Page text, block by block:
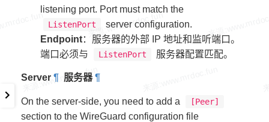
listening port. Port must match the
ListenPort
server configuration.
Endpoint：服务器的外部 IP 地址和监听端口。
端口必须与
ListenPort 服务器配置匹配。
Server ¶ 服务器¶
On the server-side, you need to add a [Peer]
section to the WireGuard configuration file